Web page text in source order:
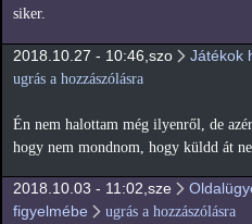
siker.
2018.10.27 - 10:46,szo Játékok
ugrás a hozzászólásra
Én nem halottam még ilyenről, de
hogy nem mondnom, hogy küldd át
2018.10.03 - 11:02,sze
figyelmébe
ugrás a hozzászólásra